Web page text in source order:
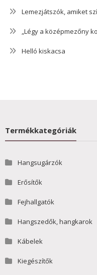
Lemezjátszók, amiket
„Légy a középmezőny
Helló kiskacsa
Termékkategóriák
Hangsugárzók
Erősítők
Fejhallgatók
Hangszedők, hangkarok
Kábelek
Kiegészítők